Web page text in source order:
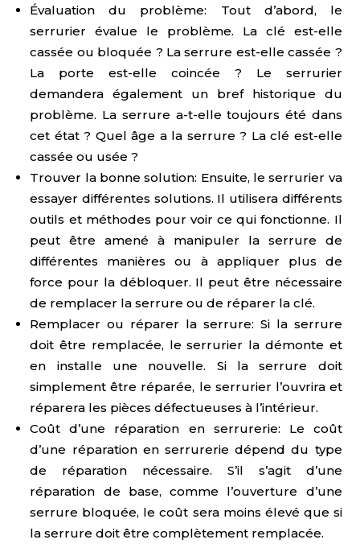
Évaluation du problème: Tout d’abord, le
serrurier évalue le problème. La clé est-elle
cassée ou bloquée ? La serrure est-elle cassée ?
La porte est-elle coincée ? Le serrurier
demandera également un bref historique du
problème. La serrure a-t-elle toujours été dans
cet état ? Quel âge a la serrure ? La clé est-elle
cassée ou usée ?
Trouver la bonne solution: Ensuite, le serrurier va
essayer différentes solutions. Il utilisera différents
outils et méthodes pour voir ce qui fonctionne. Il
peut être amené à manipuler la serrure de
différentes manières ou à appliquer plus de
force pour la débloquer. Il peut être nécessaire
de remplacer la serrure ou de réparer la clé.
Remplacer ou réparer la serrure: Si la serrure
doit être remplacée, le serrurier la démonte et
en installe une nouvelle. Si la serrure doit
simplement être réparée, le serrurier l’ouvrira et
réparera les pièces défectueuses à l’intérieur.
Coût d’une réparation en serrurerie: Le coût
d’une réparation en serrurerie dépend du type
de réparation nécessaire. S’il s’agit d’une
réparation de base, comme l’ouverture d’une
serrure bloquée, le coût sera moins élevé que si
la serrure doit être complètement remplacée.